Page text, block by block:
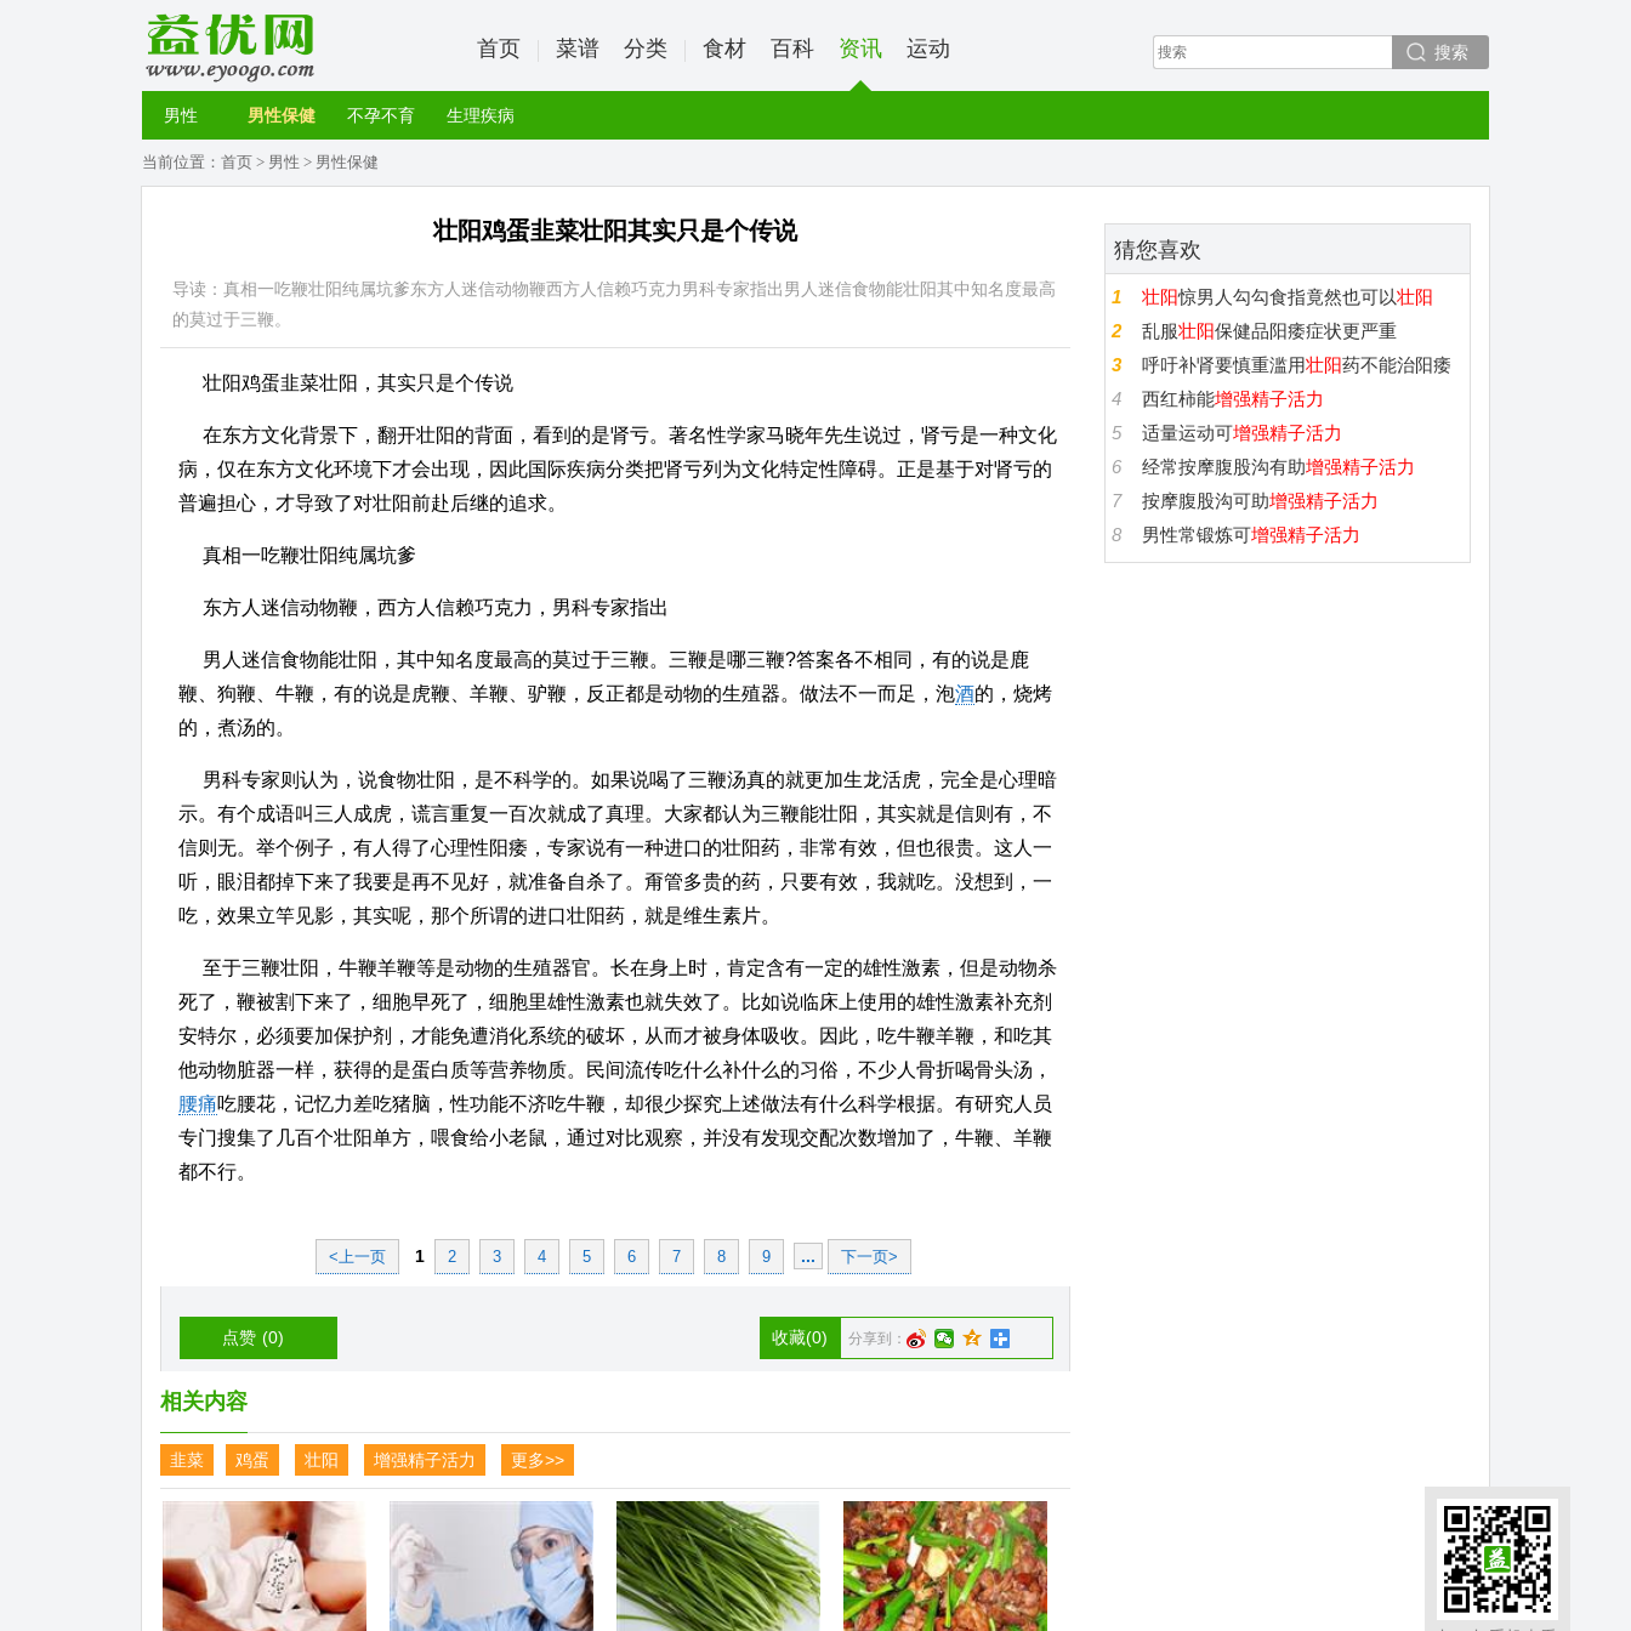
搜索
首页 菜谱 分类 食材 百科 资讯 运动
男性 男性保健 不孕不育 生理疾病
当前位置： 首页 > 男性 > 男性保健
壮阳鸡蛋韭菜壮阳其实只是个传说
导读：真相一吃鞭壮阳纯属坑爹东方人迷信动物鞭西方人信赖巧克力男科专家指出男人迷信食物能壮阳其中知名度最高
的莫过于三鞭。
壮阳鸡蛋韭菜壮阳，其实只是个传说
在东方文化背景下，翻开壮阳的背面，看到的是肾亏。著名性学家马晓年先生说过，肾亏是一种文化
病，仅在东方文化环境下才会出现，因此国际疾病分类把肾亏列为文化特定性障碍。正是基于对肾亏的
普遍担心，才导致了对壮阳前赴后继的追求。
真相一吃鞭壮阳纯属坑爹
东方人迷信动物鞭，西方人信赖巧克力，男科专家指出
男人迷信食物能壮阳，其中知名度最高的莫过于三鞭。三鞭是哪三鞭?答案各不相同，有的说是鹿
鞭、狗鞭、牛鞭，有的说是虎鞭、羊鞭、驴鞭，反正都是动物的生殖器。做法不一而足，泡酒的，烧烤
的，煮汤的。
男科专家则认为，说食物壮阳，是不科学的。如果说喝了三鞭汤真的就更加生龙活虎，完全是心理暗
示。有个成语叫三人成虎，谎言重复一百次就成了真理。大家都认为三鞭能壮阳，其实就是信则有，不
信则无。举个例子，有人得了心理性阳痿，专家说有一种进口的壮阳药，非常有效，但也很贵。这人一
听，眼泪都掉下来了我要是再不见好，就准备自杀了。甭管多贵的药，只要有效，我就吃。没想到，一
吃，效果立竿见影，其实呢，那个所谓的进口壮阳药，就是维生素片。
至于三鞭壮阳，牛鞭羊鞭等是动物的生殖器官。长在身上时，肯定含有一定的雄性激素，但是动物杀
死了，鞭被割下来了，细胞早死了，细胞里雄性激素也就失效了。比如说临床上使用的雄性激素补充剂
安特尔，必须要加保护剂，才能免遭消化系统的破坏，从而才被身体吸收。因此，吃牛鞭羊鞭，和吃其
他动物脏器一样，获得的是蛋白质等营养物质。民间流传吃什么补什么的习俗，不少人骨折喝骨头汤，
腰痛吃腰花，记忆力差吃猪脑，性功能不济吃牛鞭，却很少探究上述做法有什么科学根据。有研究人员
专门搜集了几百个壮阳单方，喂食给小老鼠，通过对比观察，并没有发现交配次数增加了，牛鞭、羊鞭
都不行。
<上一页 1 2 3 4 5 6 7 8 9 ... 下一页>
点赞 (0) 分享到：
收藏(0)
相关内容
韭菜 鸡蛋 壮阳 增强精子活力 更多>>
猜您喜欢
1 壮阳惊男人勾勾食指竟然也可以壮阳
2
乱服壮阳保健品阳痿症状更严重
3
呼吁补肾要慎重滥用壮阳药不能治阳痿
4
西红柿能增强精子活力
5
适量运动可增强精子活力
6
经常按摩腹股沟有助增强精子活力
7
按摩腹股沟可助增强精子活力
8
男性常锻炼可增强精子活力